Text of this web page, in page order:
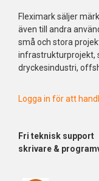
Fleximark säljer
även till andra
små och stora
infrastrukturprojekt,
dryckesindustri,
Logga in för att
Fri teknisk support
skrivare &